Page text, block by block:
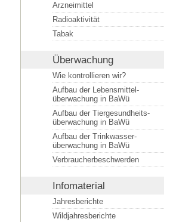
Arzneimittel
Radioaktivität
Tabak
Überwachung
Wie kontrollieren wir?
Aufbau der Lebensmittel­
überwachung in BaWü
Aufbau der Tiergesundheits­
überwachung in BaWü
Aufbau der Trinkwasser­
überwachung in BaWü
Verbraucherbeschwerden
Infomaterial
Jahresberichte
Wildjahresberichte